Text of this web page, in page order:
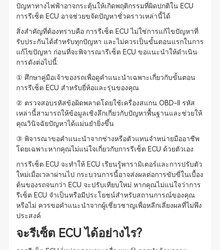
ปัญหาทางไฟฟ้าอาจกระตุ้นให้เกิดพฤติกรรมที่ผิดปกติใน ECU
การรีเซ็ต ECU อาจช่วยขจัดปัญหาชั่วคราวเหล่านี้ได้
สิ่งสำคัญที่ต้องทราบคือ การรีเซ็ต ECU ไม่ใช่การแก้ไขปัญหาที่
รับประกันได้สำหรับทุกปัญหา และไม่ควรเป็นขั้นตอนแรกในการ
แก้ไขปัญหา ก่อนที่จะพิจารณารีเซ็ต ECU ขอแนะนำให้ดำเนิน
การดังต่อไปนี้:
① ศึกษาคู่มือเจ้าของรถเพื่อดูคำแนะนำเฉพาะเกี่ยวกับขั้นตอน
การรีเซ็ต ECU สำหรับยี่ห้อและรุ่นของคุณ
② ตรวจสอบรหัสข้อผิดพลาดโดยใช้เครื่องสแกน OBD-II รหัส
เหล่านี้สามารถให้ข้อมูลเชิงลึกเกี่ยวกับปัญหาพื้นฐานและช่วยให้
คุณวินิจฉัยปัญหาได้แม่นยำยิ่งขึ้น
③ พิจารณาขอคำแนะนำจากช่างหรือตัวแทนจำหน่ายมืออาชีพ
โดยเฉพาะหากคุณไม่แน่ใจเกี่ยวกับการรีเซ็ต ECU ด้วยตัวเอง
การรีเซ็ต ECU จะทำให้ ECU เรียนรู้พารามิเตอร์และการปรับตัว
ใหม่เมื่อเวลาผ่านไป กระบวนการนี้อาจส่งผลต่อการขับขี่ในเบื้อง
ต้นของรถจนกว่า ECU จะปรับเทียบใหม่ หากคุณไม่แน่ใจว่าการ
รีเซ็ต ECU จำเป็นหรือมีประโยชน์สำหรับสถานการณ์ของคุณ
หรือไม่ ควรขอคำแนะนำจากผู้เชี่ยวชาญเพื่อหลีกเลี่ยงผลที่ไม่พึง
ประสงค์
จะรีเซ็ต ECU ได้อย่างไร?